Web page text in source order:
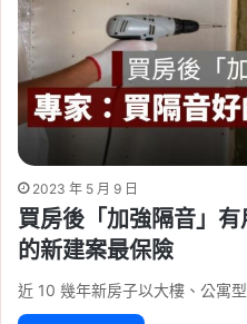
2023 年 5 月 9 日
買房後「加強隔音」
的新建案最保險
近 10 幾年新房子以大樓、公寓